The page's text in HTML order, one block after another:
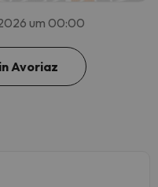
um 00:00
Avoriaz